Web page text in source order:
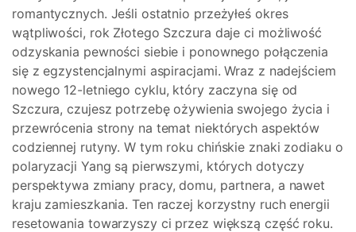
romantycznych. Jeśli ostatnio przeżyłeś okres
wątpliwości, rok Złotego Szczura daje ci możliwość
odzyskania pewności siebie i ponownego połączenia
się z egzystencjalnymi aspiracjami. Wraz z nadejściem
nowego 12-letniego cyklu, który zaczyna się od
Szczura, czujesz potrzebę ożywienia swojego życia i
przewrócenia strony na temat niektórych aspektów
codziennej rutyny. W tym roku chińskie znaki zodiaku o
polaryzacji Yang są pierwszymi, których dotyczy
perspektywa zmiany pracy, domu, partnera, a nawet
kraju zamieszkania. Ten raczej korzystny ruch energii
resetowania towarzyszy ci przez większą część roku.